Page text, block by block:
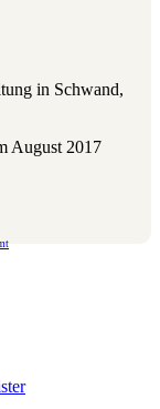
in Schwand,
August 2017